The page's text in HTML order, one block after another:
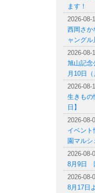
ます！
2026-08-
西岡さか
ャングル
2026-08-
旭山記念
月10日（
2026-08-
生きもの
日】
2026-08-
イベント
園マルシ
2026-08-
8月9日
2026-08-
8月17日